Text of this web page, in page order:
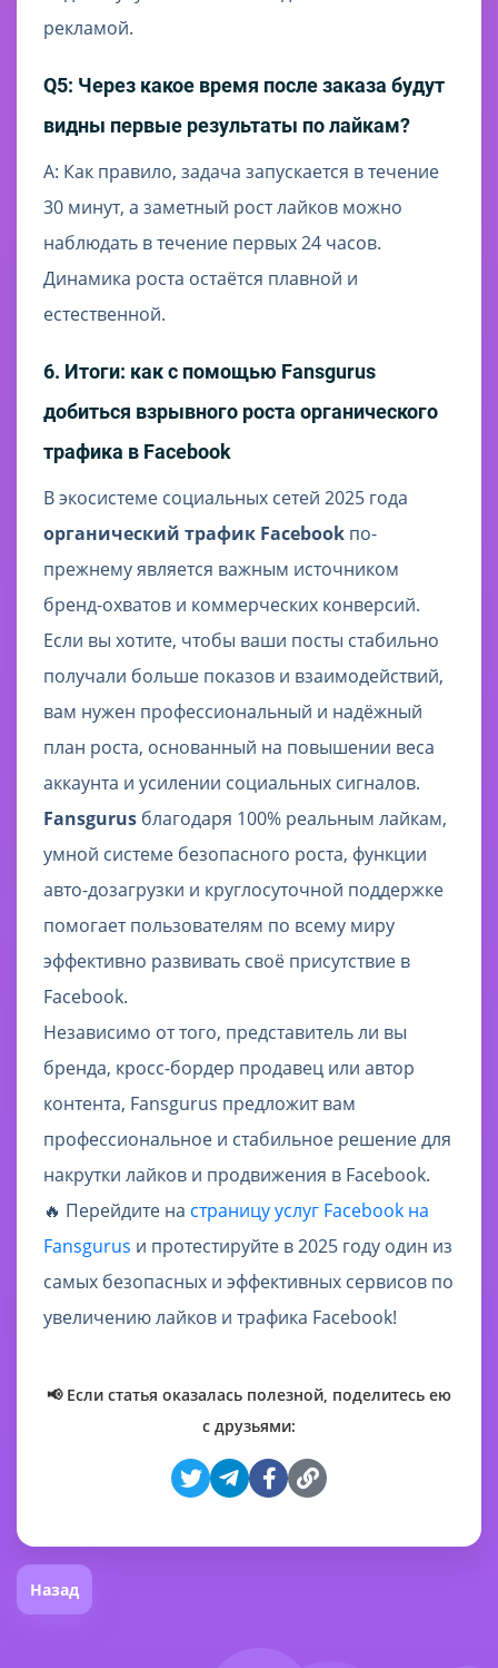
рекламой.
Q5: Через какое время после заказа будут
видны первые результаты по лайкам?
A: Как правило, задача запускается в течение
30 минут, а заметный рост лайков можно
наблюдать в течение первых 24 часов.
Динамика роста остаётся плавной и
естественной.
6. Итоги: как с помощью Fansgurus
добиться взрывного роста органического
трафика в Facebook
В экосистеме социальных сетей 2025 года
органический трафик Facebook по-
прежнему является важным источником
бренд-охватов и коммерческих конверсий.
Если вы хотите, чтобы ваши посты стабильно
получали больше показов и взаимодействий,
вам нужен профессиональный и надёжный
план роста, основанный на повышении веса
аккаунта и усилении социальных сигналов.
Fansgurus благодаря 100% реальным лайкам,
умной системе безопасного роста, функции
авто-дозагрузки и круглосуточной поддержке
помогает пользователям по всему миру
эффективно развивать своё присутствие в
Facebook.
Независимо от того, представитель ли вы
бренда, кросс-бордер продавец или автор
контента, Fansgurus предложит вам
профессиональное и стабильное решение для
накрутки лайков и продвижения в Facebook.
🔥 Перейдите на страницу услуг Facebook на
Fansgurus и протестируйте в 2025 году один из
самых безопасных и эффективных сервисов по
увеличению лайков и трафика Facebook!
📢 Если статья оказалась полезной, поделитесь ею
с друзьями:
Назад